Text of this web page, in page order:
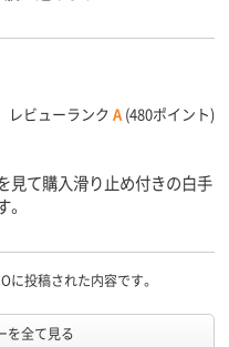
レビューランク A (480ポイント)
見て購入滑り止め付きの白手
に投稿された内容です。
を全て見る